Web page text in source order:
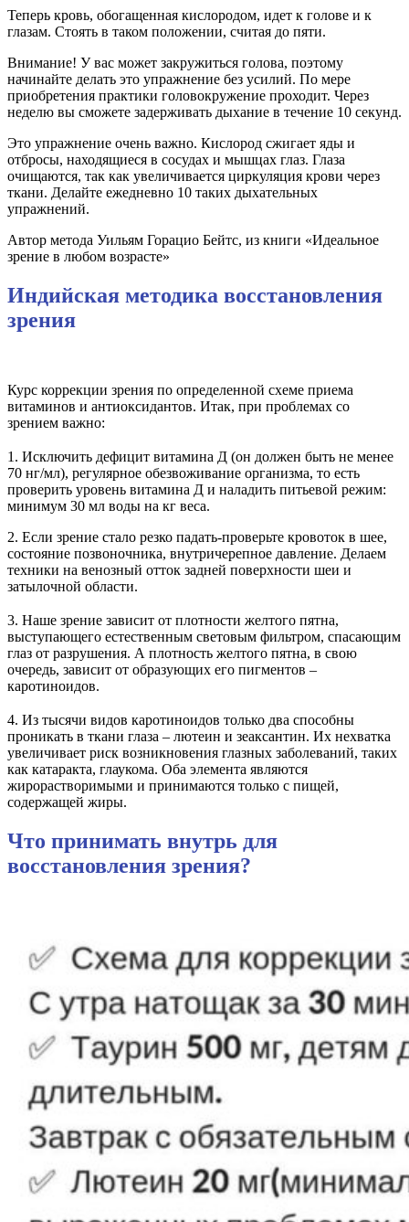
Теперь кровь, обогащенная кислородом, идет к голове и к
глазам. Стоять в таком положении, считая до пяти.
Внимание! У вас может закружиться голова, поэтому
начинайте делать это упражнение без усилий. По мере
приобретения практики головокружение проходит. Через
неделю вы сможете задерживать дыхание в течение 10 секунд.
Это упражнение очень важно. Кислород сжигает яды и
отбросы, находящиеся в сосудах и мышцах глаз. Глаза
очищаются, так как увеличивается циркуляция крови через
ткани. Делайте ежедневно 10 таких дыхательных
упражнений.
Автор метода Уильям Горацио Бейтс, из книги «Идеальное
зрение в любом возрасте»
Индийская методика восстановления
зрения
Курс коррекции зрения по определенной схеме приема
витаминов и антиоксидантов. Итак, при проблемах со
зрением важно:
1. Исключить дефицит витамина Д (он должен быть не менее
70 нг/мл), регулярное обезвоживание организма, то есть
проверить уровень витамина Д и наладить питьевой режим:
минимум 30 мл воды на кг веса.
2. Если зрение стало резко падать-проверьте кровоток в шее,
состояние позвоночника, внутричерепное давление. Делаем
техники на венозный отток задней поверхности шеи и
затылочной области.
3. Наше зрение зависит от плотности желтого пятна,
выступающего естественным световым фильтром, спасающим
глаз от разрушения. А плотность желтого пятна, в свою
очередь, зависит от образующих его пигментов –
каротиноидов.
4. Из тысячи видов каротиноидов только два способны
проникать в ткани глаза – лютеин и зеаксантин. Их нехватка
увеличивает риск возникновения глазных заболеваний, таких
как катаракта, глаукома. Оба элемента являются
жирорастворимыми и принимаются только с пищей,
содержащей жиры.
Что принимать внутрь для
восстановления зрения?